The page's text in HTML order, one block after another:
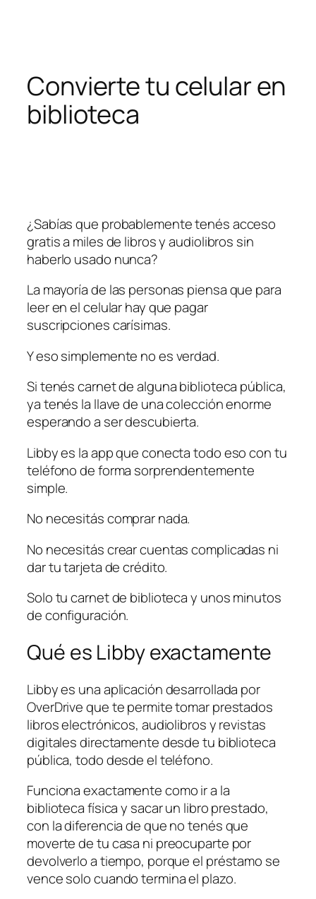
Convierte tu celular en
biblioteca
¿Sabías que probablemente tenés acceso
gratis a miles de libros y audiolibros sin
haberlo usado nunca?
La mayoría de las personas piensa que para
leer en el celular hay que pagar
suscripciones carísimas.
Y eso simplemente no es verdad.
Si tenés carnet de alguna biblioteca pública,
ya tenés la llave de una colección enorme
esperando a ser descubierta.
Libby es la app que conecta todo eso con tu
teléfono de forma sorprendentemente
simple.
No necesitás comprar nada.
No necesitás crear cuentas complicadas ni
dar tu tarjeta de crédito.
Solo tu carnet de biblioteca y unos minutos
de configuración.
Qué es Libby exactamente
Libby es una aplicación desarrollada por
OverDrive que te permite tomar prestados
libros electrónicos, audiolibros y revistas
digitales directamente desde tu biblioteca
pública, todo desde el teléfono.
Funciona exactamente como ir a la
biblioteca física y sacar un libro prestado,
con la diferencia de que no tenés que
moverte de tu casa ni preocuparte por
devolverlo a tiempo, porque el préstamo se
vence solo cuando termina el plazo.